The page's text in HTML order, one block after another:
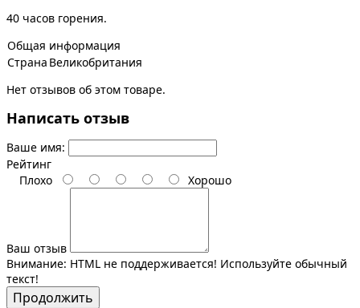
40 часов горения.
Общая информация
Страна Великобритания
Нет отзывов об этом товаре.
Написать отзыв
Ваше имя:
Рейтинг
Плохо
Хорошо
Ваш отзыв
Внимание: HTML не поддерживается! Используйте обычный
текст!
Продолжить